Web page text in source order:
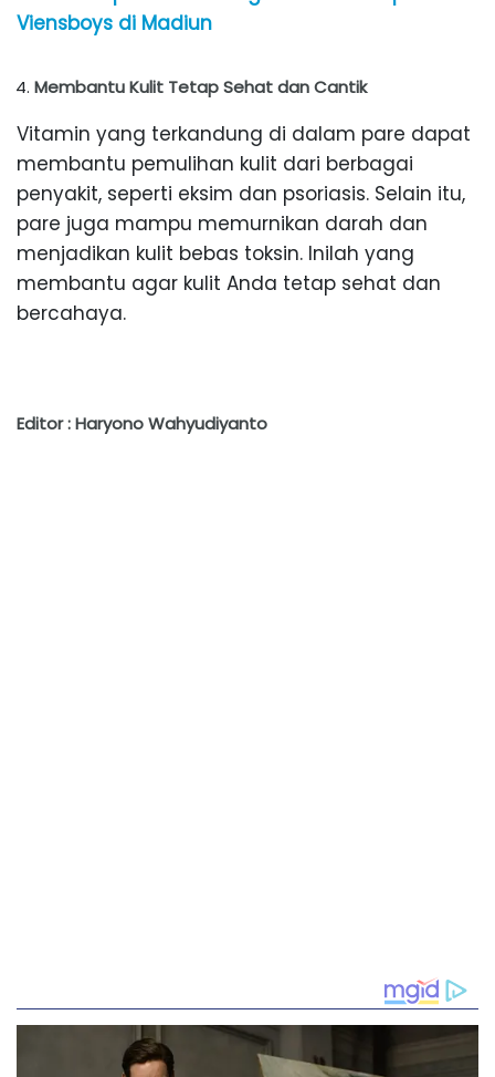
Viensboys di Madiun
Membantu Kulit Tetap Sehat dan Cantik
Vitamin yang terkandung di dalam pare dapat
membantu pemulihan kulit dari berbagai
penyakit, seperti eksim dan psoriasis. Selain itu,
pare juga mampu memurnikan darah dan
menjadikan kulit bebas toksin. Inilah yang
membantu agar kulit Anda tetap sehat dan
bercahaya.
Editor : Haryono Wahyudiyanto